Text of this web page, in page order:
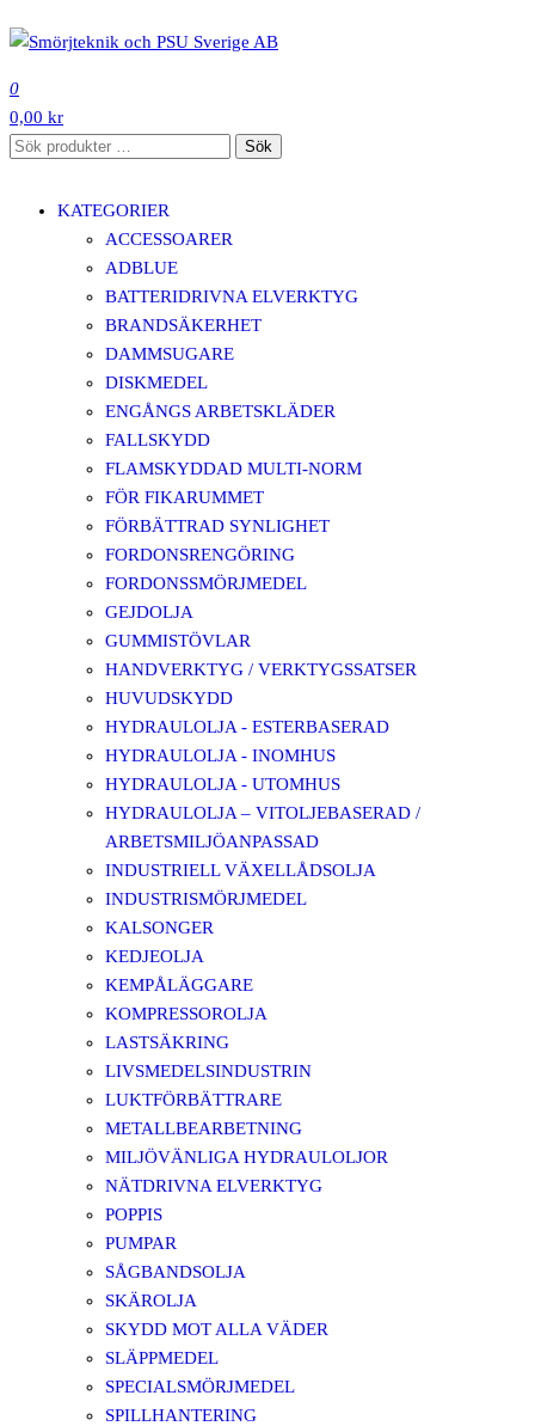
till
innehåll
0
0,00 kr
Sök
Sök
KATEGORIER
ACCESSOARER
ADBLUE
BATTERIDRIVNA ELVERKTYG
BRANDSÄKERHET
DAMMSUGARE
DISKMEDEL
ENGÅNGS ARBETSKLÄDER
FALLSKYDD
FLAMSKYDDAD MULTI-NORM
FÖR FIKARUMMET
FÖRBÄTTRAD SYNLIGHET
FORDONSRENGÖRING
FORDONSSMÖRJMEDEL
GEJDOLJA
GUMMISTÖVLAR
HANDVERKTYG / VERKTYGSSATSER
HUVUDSKYDD
HYDRAULOLJA - ESTERBASERAD
HYDRAULOLJA - INOMHUS
HYDRAULOLJA - UTOMHUS
HYDRAULOLJA – VITOLJEBASERAD /
ARBETSMILJÖANPASSAD
INDUSTRIELL VÄXELLÅDSOLJA
INDUSTRISMÖRJMEDEL
KALSONGER
KEDJEOLJA
KEMPÅLÄGGARE
KOMPRESSOROLJA
LASTSÄKRING
LIVSMEDELSINDUSTRIN
LUKTFÖRBÄTTRARE
METALLBEARBETNING
MILJÖVÄNLIGA HYDRAULOLJOR
NÄTDRIVNA ELVERKTYG
POPPIS
PUMPAR
SÅGBANDSOLJA
SKÄROLJA
SKYDD MOT ALLA VÄDER
SLÄPPMEDEL
SPECIALSMÖRJMEDEL
SPILLHANTERING